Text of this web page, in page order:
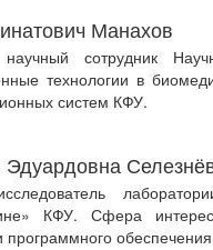
Манахов
сотрудник
технологии в
систем КФУ.
Эдуардовна
КФУ. Сфера
программного